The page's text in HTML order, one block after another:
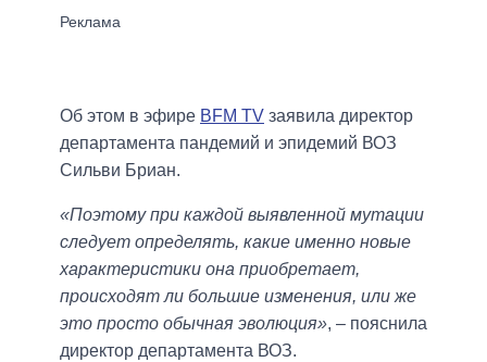
Об этом в эфире BFM TV заявила директор
департамента пандемий и эпидемий ВОЗ
Сильви Бриан.
«Поэтому при каждой выявленной мутации
следует определять, какие именно новые
характеристики она приобретает,
происходят ли большие изменения, или же
это просто обычная эволюция», – пояснила
директор департамента ВОЗ.